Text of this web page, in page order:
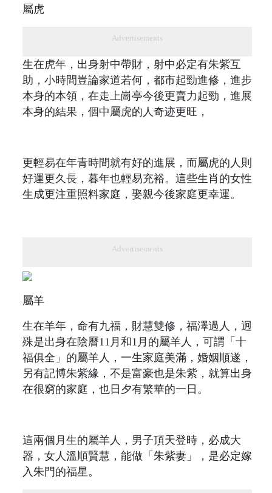
屬虎
Advertisements
生在虎年，出身射中帶財，射中必定有朱紫互
助，小時間豈論家道若何，都市起勁進修，進步
本身的本領，在走上崗亭今後更賣力起勁，進展
本身的結果，個中屬虎的人奇迹更旺，
更輕易在年青時間就有好的進展，而屬虎的人則
好運更久長，暮年也輕易充裕。這些生肖的女性
生成更注重照料家庭，娶親今後家庭更幸運。
Advertisements
屬羊
生在羊年，命有九福，財慧雙修，福澤過人，迥
殊是出身在陰曆11月和1月的屬羊人，可謂「十
福俱全」的屬羊人，一生家庭美滿，婚姻順遂，
另有記博朱紫緣，不是富豪也是朱紫，就算出身
在很窮的家庭，也日夕有繁華的一日。
這兩個月生的屬羊人，男子頂天登時，必成大
器，女人溫順賢慧，能做「朱紫妻」，是必定嫁
入朱門的福星。